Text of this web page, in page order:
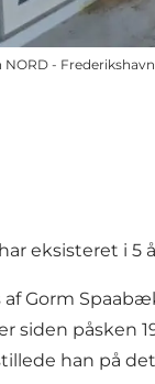
- Frederikshavn
eksisteret i
af Gorm
siden påsken
han på